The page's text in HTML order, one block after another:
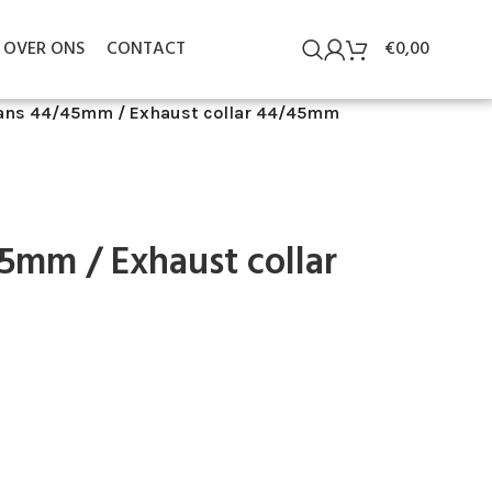
OVER ONS CONTACT €0,00
44/45mm / Exhaust collar 44/45mm
/ Exhaust collar